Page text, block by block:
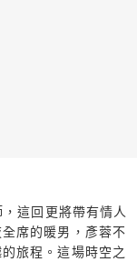
這回更將帶有情人
席的暖男，彥蓉不
旅程。這場時空之